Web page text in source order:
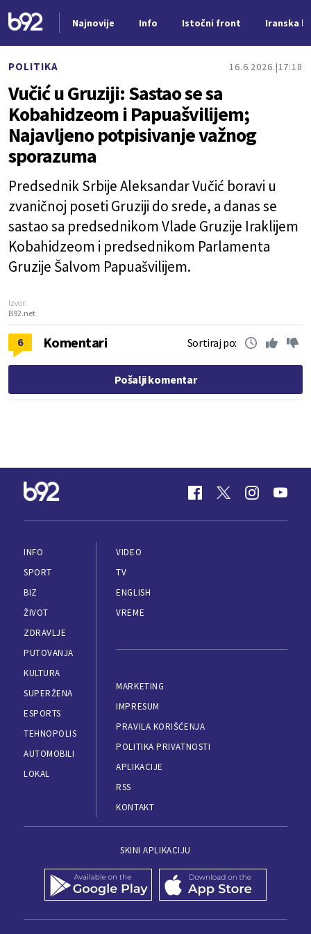
Najnovije Info Istočni front Iranska
POLITIKA 16.6.2026. 17:18
Vučić u Gruziji: Sastao se sa
Kobahidzeom i Papuašvilijem;
Najavljeno potpisivanje važnog
sporazuma
Predsednik Srbije Aleksandar Vučić boravi u
zvaničnoj poseti Gruziji do srede, a danas se
sastao sa predsednikom Vlade Gruzije Iraklijem
Kobahidzeom i predsednikom Parlamenta
Gruzije Šalvom Papuašvilijem.
Izvor:
B92.net
6 Komentari Sortiraj po:
Pošalji komentar
INFO
SPORT
BIZ
ŽIVOT
ZDRAVLJE
PUTOVANJA
KULTURA
SUPERŽENA
ESPORTS
TEHNOPOLIS
AUTOMOBILI
LOKAL
VIDEO
TV
ENGLISH
VREME
MARKETING
IMPRESUM
PRAVILA KORIŠĆENJA
POLITIKA PRIVATNOSTI
APLIKACIJE
RSS
KONTAKT
SKINI APLIKACIJU